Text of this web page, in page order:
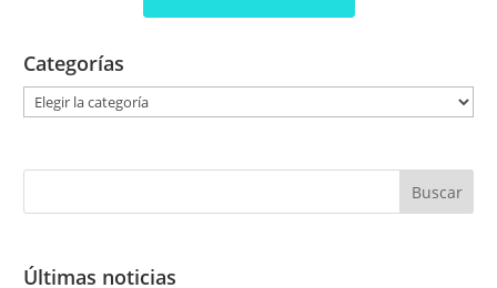
Categorías
g
r
Últimas noticias